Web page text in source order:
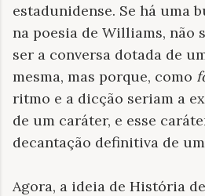
estadunidense. Se há uma
na poesia de Williams, não
ser a conversa dotada de
mesma, mas porque, como
ritmo e a dicção seriam a
de um caráter, e esse
decantação definitiva de
Agora, a ideia de História